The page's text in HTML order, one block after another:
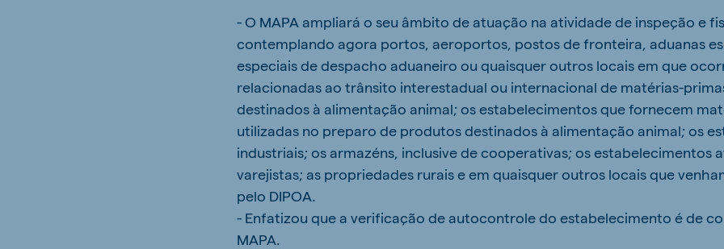
- O MAPA ampliará o seu âmbito de atuação na atividade de inspeção e
contemplando agora portos, aeroportos, postos de fronteira, aduanas
especiais de despacho aduaneiro ou quaisquer outros locais em que
relacionadas ao trânsito interestadual ou internacional de matérias-
destinados à alimentação animal; os estabelecimentos que fornecem
utilizadas no preparo de produtos destinados à alimentação animal; os
industriais; os armazéns, inclusive de cooperativas; os estabelecimentos
varejistas; as propriedades rurais e em quaisquer outros locais que
pelo DIPOA.
- Enfatizou que a verificação de autocontrole do estabelecimento é de
MAPA.